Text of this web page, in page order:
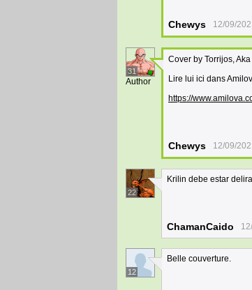
Chewys 12/09/
31
Author
Cover by Torrijos,
Lire lui ici dans
https://
Chewys 12/09/
22
Krilin debe estar
ChamanCaido
12
Belle couverture.